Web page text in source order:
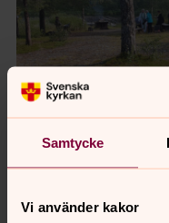
Samtycke
Vi använder kakor
Foto: Sture Söderström